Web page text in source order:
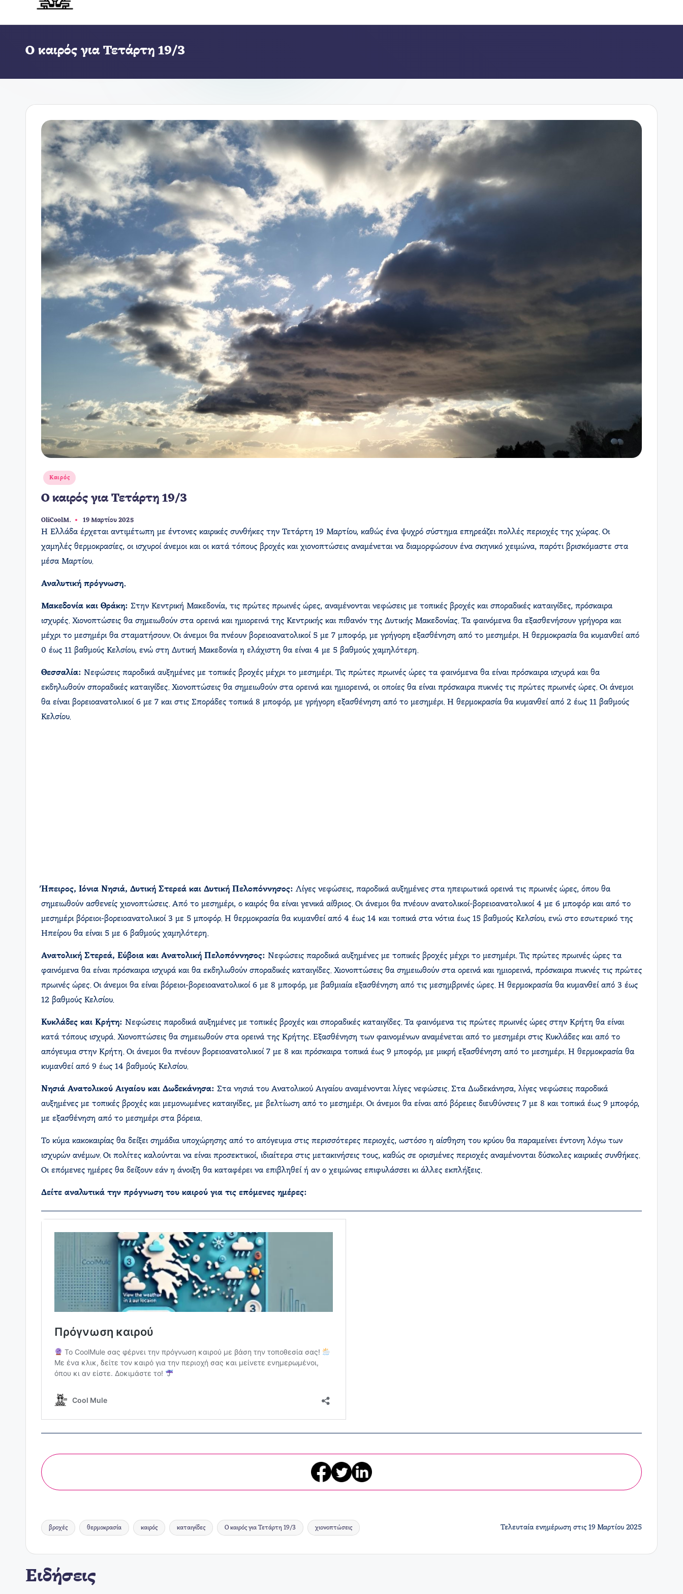
Ο καιρός για Τετάρτη 19/3
Αναρτήθηκε
Καιρός
Ο καιρός για Τετάρτη 19/3
Συγγραφέας:
OliCoolM. 19 Μαρτίου 2025
Η Ελλάδα έρχεται αντιμέτωπη με έντονες καιρικές συνθήκες την Τετάρτη 19 Μαρτίου, καθώς ένα ψυχρό σύστημα επηρεάζει πολλές περιοχές της χώρας. Οι
χαμηλές θερμοκρασίες, οι ισχυροί άνεμοι και οι κατά τόπους βροχές και χιονοπτώσεις αναμένεται να διαμορφώσουν ένα σκηνικό χειμώνα, παρότι βρισκόμαστε στα
μέσα Μαρτίου.
Αναλυτική πρόγνωση.
Μακεδονία και Θράκη: Στην Κεντρική Μακεδονία, τις πρώτες πρωινές ώρες, αναμένονται νεφώσεις με τοπικές βροχές και σποραδικές καταιγίδες, πρόσκαιρα
ισχυρές. Χιονοπτώσεις θα σημειωθούν στα ορεινά και ημιορεινά της Κεντρικής και πιθανόν της Δυτικής Μακεδονίας. Τα φαινόμενα θα εξασθενήσουν γρήγορα και
μέχρι το μεσημέρι θα σταματήσουν. Οι άνεμοι θα πνέουν βορειοανατολικοί 5 με 7 μποφόρ, με γρήγορη εξασθένηση από το μεσημέρι. Η θερμοκρασία θα κυμανθεί από
0 έως 11 βαθμούς Κελσίου, ενώ στη Δυτική Μακεδονία η ελάχιστη θα είναι 4 με 5 βαθμούς χαμηλότερη.
Θεσσαλία: Νεφώσεις παροδικά αυξημένες με τοπικές βροχές μέχρι το μεσημέρι. Τις πρώτες πρωινές ώρες τα φαινόμενα θα είναι πρόσκαιρα ισχυρά και θα
εκδηλωθούν σποραδικές καταιγίδες. Χιονοπτώσεις θα σημειωθούν στα ορεινά και ημιορεινά, οι οποίες θα είναι πρόσκαιρα πυκνές τις πρώτες πρωινές ώρες. Οι άνεμοι
θα είναι βορειοανατολικοί 6 με 7 και στις Σποράδες τοπικά 8 μποφόρ, με γρήγορη εξασθένηση από το μεσημέρι. Η θερμοκρασία θα κυμανθεί από 2 έως 11 βαθμούς
Κελσίου.
Ήπειρος, Ιόνια Νησιά, Δυτική Στερεά και Δυτική Πελοπόννησος: Λίγες νεφώσεις, παροδικά αυξημένες στα ηπειρωτικά ορεινά τις πρωινές ώρες, όπου θα
σημειωθούν ασθενείς χιονοπτώσεις. Από το μεσημέρι, ο καιρός θα είναι γενικά αίθριος. Οι άνεμοι θα πνέουν ανατολικοί-βορειοανατολικοί 4 με 6 μποφόρ και από το
μεσημέρι βόρειοι-βορειοανατολικοί 3 με 5 μποφόρ. Η θερμοκρασία θα κυμανθεί από 4 έως 14 και τοπικά στα νότια έως 15 βαθμούς Κελσίου, ενώ στο εσωτερικό της
Ηπείρου θα είναι 5 με 6 βαθμούς χαμηλότερη.
Ανατολική Στερεά, Εύβοια και Ανατολική Πελοπόννησος: Νεφώσεις παροδικά αυξημένες με τοπικές βροχές μέχρι το μεσημέρι. Τις πρώτες πρωινές ώρες τα
φαινόμενα θα είναι πρόσκαιρα ισχυρά και θα εκδηλωθούν σποραδικές καταιγίδες. Χιονοπτώσεις θα σημειωθούν στα ορεινά και ημιορεινά, πρόσκαιρα πυκνές τις πρώτες
πρωινές ώρες. Οι άνεμοι θα είναι βόρειοι-βορειοανατολικοί 6 με 8 μποφόρ, με βαθμιαία εξασθένηση από τις μεσημβρινές ώρες. Η θερμοκρασία θα κυμανθεί από 3 έως
12 βαθμούς Κελσίου.
Κυκλάδες και Κρήτη: Νεφώσεις παροδικά αυξημένες με τοπικές βροχές και σποραδικές καταιγίδες. Τα φαινόμενα τις πρώτες πρωινές ώρες στην Κρήτη θα είναι
κατά τόπους ισχυρά. Χιονοπτώσεις θα σημειωθούν στα ορεινά της Κρήτης. Εξασθένηση των φαινομένων αναμένεται από το μεσημέρι στις Κυκλάδες και από το
απόγευμα στην Κρήτη. Οι άνεμοι θα πνέουν βορειοανατολικοί 7 με 8 και πρόσκαιρα τοπικά έως 9 μποφόρ, με μικρή εξασθένηση από το μεσημέρι. Η θερμοκρασία θα
κυμανθεί από 9 έως 14 βαθμούς Κελσίου. ​
Νησιά Ανατολικού Αιγαίου και Δωδεκάνησα: Στα νησιά του Ανατολικού Αιγαίου αναμένονται λίγες νεφώσεις. Στα Δωδεκάνησα, λίγες νεφώσεις παροδικά
αυξημένες με τοπικές βροχές και μεμονωμένες καταιγίδες, με βελτίωση από το μεσημέρι. Οι άνεμοι θα είναι από βόρειες διευθύνσεις 7 με 8 και τοπικά έως 9 μποφόρ,
με εξασθένηση από το μεσημέρι στα βόρεια.
Το κύμα κακοκαιρίας θα δείξει σημάδια υποχώρησης από το απόγευμα στις περισσότερες περιοχές, ωστόσο η αίσθηση του κρύου θα παραμείνει έντονη λόγω των
ισχυρών ανέμων. Οι πολίτες καλούνται να είναι προσεκτικοί, ιδιαίτερα στις μετακινήσεις τους, καθώς σε ορισμένες περιοχές αναμένονται δύσκολες καιρικές συνθήκες.
Οι επόμενες ημέρες θα δείξουν εάν η άνοιξη θα καταφέρει να επιβληθεί ή αν ο χειμώνας επιφυλάσσει κι άλλες εκπλήξεις.
Δείτε αναλυτικά την πρόγνωση του καιρού για τις επόμενες ημέρες:
Ετικέτες:
βροχές θερμοκρασία καιρός καταιγίδες Ο καιρός για Τετάρτη 19/3 χιονοπτώσεις Τελευταία ενημέρωση στις 19 Μαρτίου 2025
Ειδήσεις